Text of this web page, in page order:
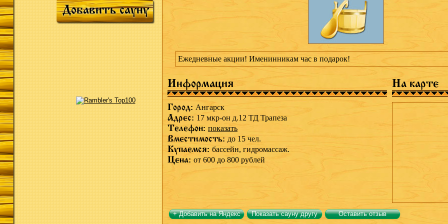
Добавить сауну
Ежедневные акции! Именинникам час в подарок!
Информация На карте
Город: Ангарск
Адрес: 17 мкр-он д.12 ТД Трапеза
Телефон: показать
Вместимость: до 15 чел.
Купаемся: бассейн, гидромассаж.
Цена: от 600 до 800 рублей
+ Добавить на Яндекс Показать сауну другу Оставить отзыв